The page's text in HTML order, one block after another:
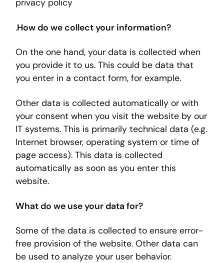
.How do we collect your information?
On the one hand, your data is collected when
you provide it to us. This could be data that
you enter in a contact form, for example.
Other data is collected automatically or with
your consent when you visit the website by our
IT systems. This is primarily technical data (e.g.
Internet browser, operating system or time of
page access). This data is collected
automatically as soon as you enter this
website.
What do we use your data for?
Some of the data is collected to ensure error-
free provision of the website. Other data can
be used to analyze your user behavior.